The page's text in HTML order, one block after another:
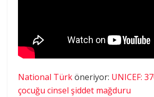
National Türköneriyor: UNICEF:
çocuğu cinsel şiddet mağduru